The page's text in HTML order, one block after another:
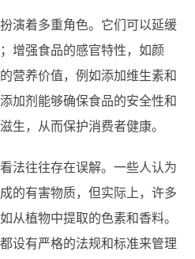
演着多重角色。它们可以延缓
增强食品的感官特性，如颜
营养价值，例如添加维生素和
加剂能够确保食品的安全性和
生，从而保护消费者健康。
法往往存在误解。一些人认为
的有害物质，但实际上，许多
从植物中提取的色素和香料。
设有严格的法规和标准来管理